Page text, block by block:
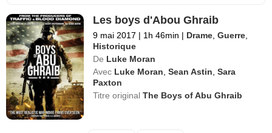
Les boys d'Abou Ghraib
9 mai 2017 | 1h 46min | Drame ,Guerre
Historique
De Luke Moran
Avec Luke Moran ,Sean Astin ,Sara
Paxton
Titre originalThe Boys of Abu Ghraib